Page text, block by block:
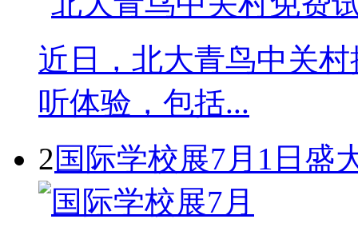
近日，北大青鸟中关
听体验，包括...
2国际学校展7月1日盛